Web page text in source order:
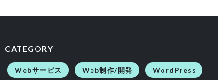
CATEGORY
Webサービス Web制作/開発 WordPress